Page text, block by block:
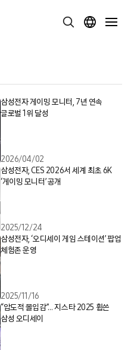
삼성전자 게이밍 모니터, 7년 연속
글로벌 1위 달성
2026/04/02
삼성전자, CES 2026서 세계 최초 6K
‘게이밍 모니터’ 공개
2025/12/24
삼성전자, ‘오디세이 게임 스테이션’ 팝업
체험존 운영
2025/11/16
“압도적 몰입감”… 지스타 2025 휩쓴
삼성 오디세이